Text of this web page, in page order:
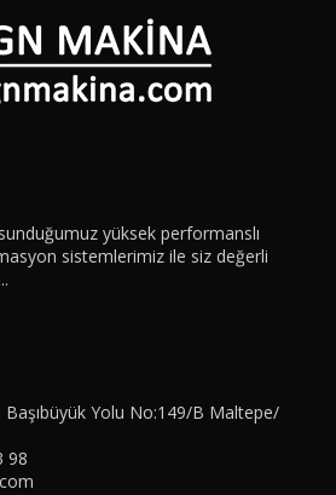
yüksek performanslı
sistemlerimiz ile siz değerli
Başıbüyük Yolu No:149/B Maltepe/
98